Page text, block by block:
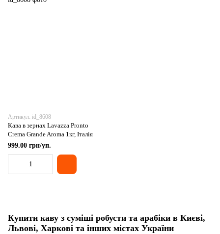
Артикул: id_8608
Кава в зернах Lavazza Pronto
Crema Grande Aroma 1кг, Італія
999.00 грн/уп.
Купити каву з суміші робусти та арабіки в Києві,
Львові, Харкові та інших містах України